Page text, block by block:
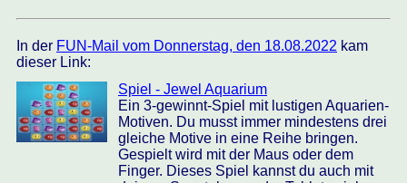
In der FUN-Mail vom Donnerstag, den 18.08.2022 kam
dieser Link:
Spiel - Jewel Aquarium
Ein 3-gewinnt-Spiel mit lustigen Aquarien-
Motiven. Du musst immer mindestens drei
gleiche Motive in eine Reihe bringen.
Gespielt wird mit der Maus oder dem
Finger. Dieses Spiel kannst du auch mit